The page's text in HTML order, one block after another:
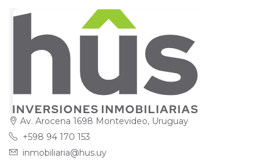
Av. Arocena 1698 Montevideo, Uruguay
+598 94 170 153
inmobiliaria@hus.uy